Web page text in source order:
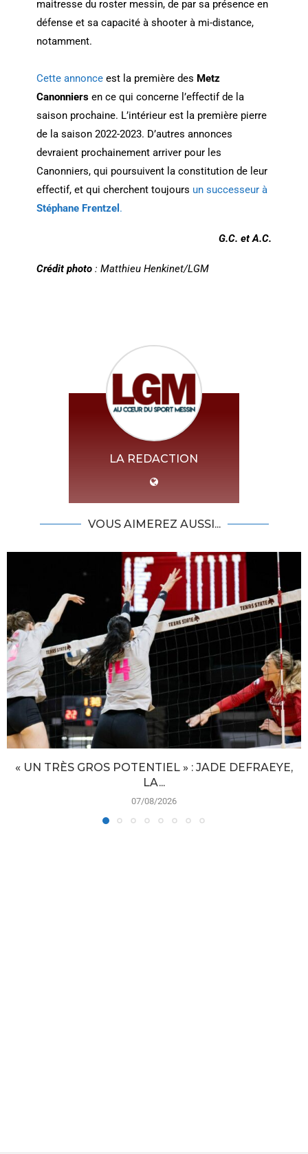
maitresse du roster messin, de par sa présence en
défense et sa capacité à shooter à mi-distance,
notamment.
Cette annonceest la première des Metz
Canonniersen ce qui concerne l’effectif de la
saison prochaine. L’intérieur est la première pierre
de la saison 2022-2023. D’autres annonces
devraient prochainement arriver pour les
Canonniers, qui poursuivent la constitution de leur
effectif, et qui cherchent toujours un successeur à
Stéphane Frentzel .
G.C. et A.C.
Crédit photo: Matthieu Henkinet/LGM
LA REDACTION
VOUS AIMEREZ AUSSI...
« UN TRÈS GROS POTENTIEL » : JADE DEFRAEYE,
LA...
07/08/2026